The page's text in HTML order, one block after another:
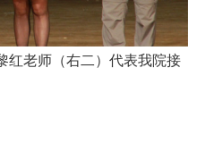
红老师（右二）代表我院接